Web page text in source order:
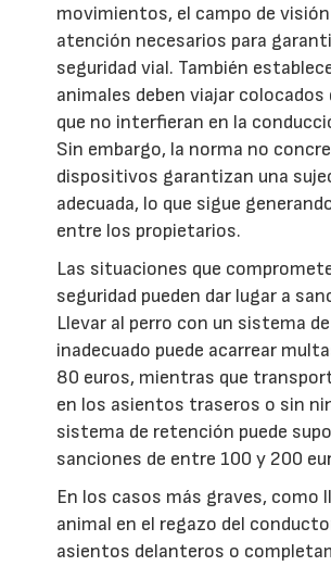
movimientos, el campo de
atención necesarios para
seguridad vial. También
animales deben viajar colocados
que no interfieran en la
Sin embargo, la norma no
dispositivos garantizan una
adecuada, lo que sigue
entre los propietarios.
Las situaciones que
seguridad pueden dar lugar a
Llevar al perro con un sistema
inadecuado puede acarrear
80 euros, mientras que
en los asientos traseros o sin
sistema de retención puede
sanciones de entre 100 y 200
En los casos más graves, como
animal en el regazo del
asientos delanteros o